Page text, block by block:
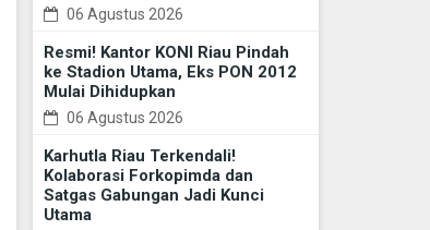
06 Agustus 2026
Resmi! Kantor KONI Riau Pindah
ke Stadion Utama, Eks PON 2012
Mulai Dihidupkan
06 Agustus 2026
Karhutla Riau Terkendali!
Kolaborasi Forkopimda dan
Satgas Gabungan Jadi Kunci
Utama